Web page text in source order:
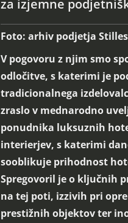
za izjemne
Foto: arhiv podjetja Stilles
V pogovoru z njim smo
odločitve, s katerimi je
tradicionalnega
zraslo v mednarodno
ponudnika luksuznih
interierjev, s katerimi
sooblikuje prihodnost
Spregovoril je o ključnih
na tej poti, izzivih pri
prestižnih objektov ter